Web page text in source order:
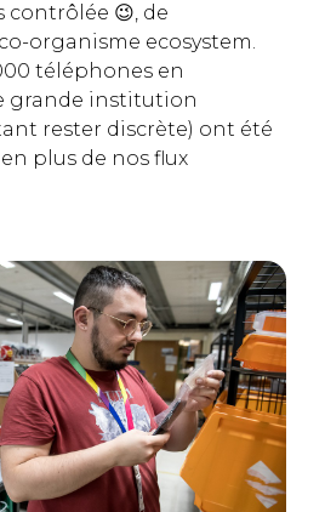
contrôlée 😉, de
organisme ecosystem.
téléphones en
grande institution
rester discrète) ont été
plus de nos flux